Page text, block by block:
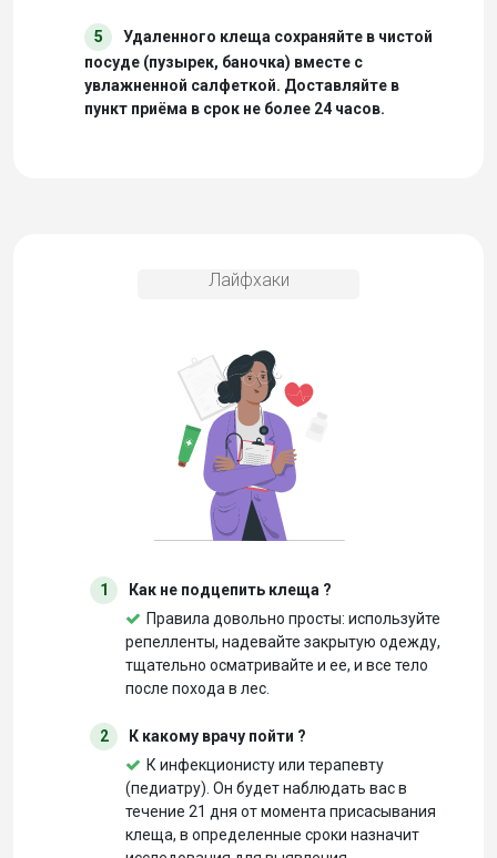
5
Удаленного клеща сохраняйте в чистой
посуде (пузырек, баночка) вместе с
увлажненной салфеткой. Доставляйте в
пункт приёма в срок не более 24 часов.
1
Как не подцепить клеща ?
Правила довольно просты: используйте
репелленты, надевайте закрытую одежду,
тщательно осматривайте и ее, и все тело
после похода в лес.
2
К какому врачу пойти ?
К инфекционисту или терапевту
(педиатру). Он будет наблюдать вас в
течение 21 дня от момента присасывания
клеща, в определенные сроки назначит
Лайфхаки